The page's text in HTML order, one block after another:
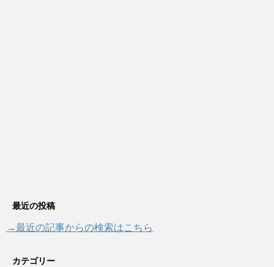
最近の投稿
→最近の記事からの検索はこちら
カテゴリー